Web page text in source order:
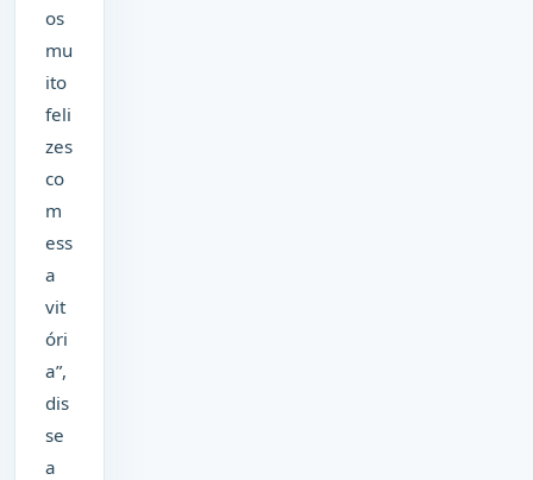
os
mu
ito
feli
zes
co
m
ess
a
vit
óri
a”,
dis
se
a